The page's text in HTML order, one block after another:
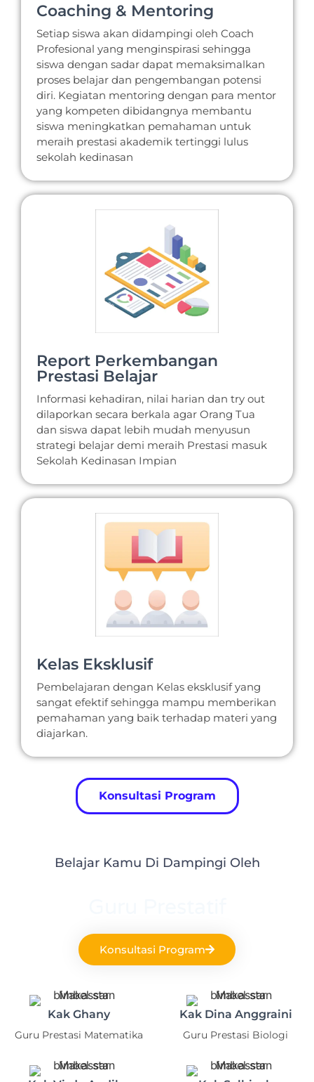
Coaching & Mentoring
Setiap siswa akan didampingi oleh Coach
Profesional yang menginspirasi sehingga
siswa dengan sadar dapat memaksimalkan
proses belajar dan pengembangan potensi
diri. Kegiatan mentoring dengan para mentor
yang kompeten dibidangnya membantu
siswa meningkatkan pemahaman untuk
meraih prestasi akademik tertinggi lulus
sekolah kedinasan
Report Perkembangan
Prestasi Belajar
Informasi kehadiran, nilai harian dan try out
dilaporkan secara berkala agar Orang Tua
dan siswa dapat lebih mudah menyusun
strategi belajar demi meraih Prestasi masuk
Sekolah Kedinasan Impian
Kelas Eksklusif
Pembelajaran dengan Kelas eksklusif yang
sangat efektif sehingga mampu memberikan
pemahaman yang baik terhadap materi yang
diajarkan.
Konsultasi Program
Kak Ghany
Guru Prestasi Matematika
Kak Dina Anggraini
Guru Prestasi Biologi
Belajar Kamu Di Dampingi Oleh
Konsultasi Program